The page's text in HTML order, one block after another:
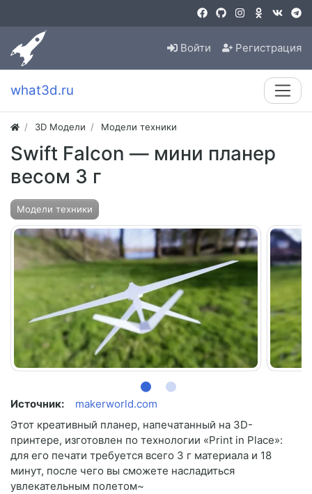
Войти Регистрация
what3d.ru
3D Модели Модели техники
Swift Falcon — мини планер
весом 3 г
Модели техники
Источник:
makerworld.com
Этот креативный планер, напечатанный на 3D-
принтере, изготовлен по технологии «Print in Place»:
для его печати требуется всего 3 г материала и 18
минут, после чего вы сможете насладиться
увлекательным полетом~